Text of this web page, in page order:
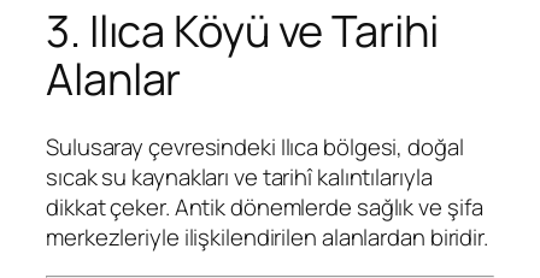
3. Ilıca Köyü ve Tarihi
Alanlar
Sulusaray çevresindeki Ilıca bölgesi, doğal
sıcak su kaynakları ve tarihî kalıntılarıyla
dikkat çeker. Antik dönemlerde sağlık ve şifa
merkezleriyle ilişkilendirilen alanlardan biridir.